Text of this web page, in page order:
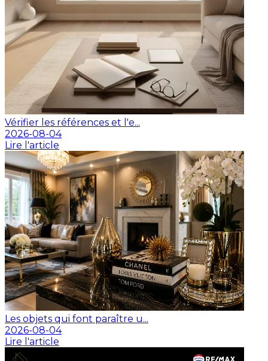
Vérifier les références et l'e...
2026-08-04
Lire l'article
Les objets qui font paraître u...
2026-08-04
Lire l'article